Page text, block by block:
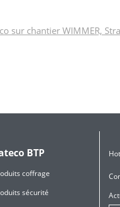
sur chantier WIMMER,
BTP
coffrage
sécurité